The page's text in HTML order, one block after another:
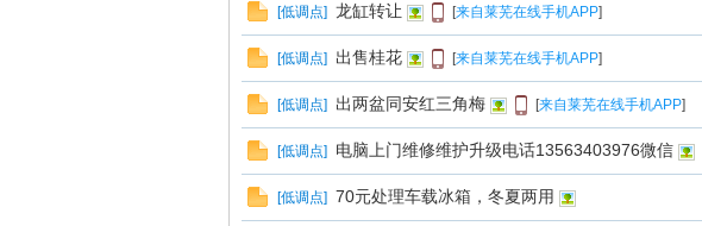
线
[低调点] 龙缸转让 [来自莱芜在线手机APP]
[低调点] 出售桂花 [来自莱芜在线手机APP]
[低调点] 出两盆同安红三角梅 [来自莱芜在线手机APP]
[低调点] 电脑上门维修维护升级电话13563403976微信
[低调点] 70元处理车载冰箱，冬夏两用